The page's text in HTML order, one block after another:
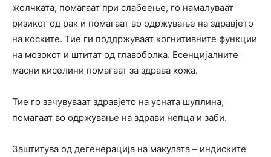
жолчката, помагаат при слабеење, го намалуваат
ризикот од рак и помагаат во одржување на здравјето
на коските. Тие ги поддржуваат когнитивните функции
на мозокот и штитат од главоболка. Есенцијалните
масни киселини помагаат за здрава кожа.
Тие го зачувуваат здравјето на усната шуплина,
помагаат во одржување на здрави непца и заби.
Заштитува од дегенерација на макулата – индиските